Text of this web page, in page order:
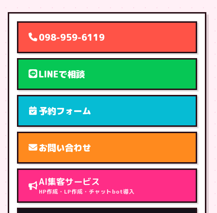
098-959-6119
LINEで相談
予約フォーム
お問い合わせ
AI集客サービス
HP作成・LP作成・チャットbot導入